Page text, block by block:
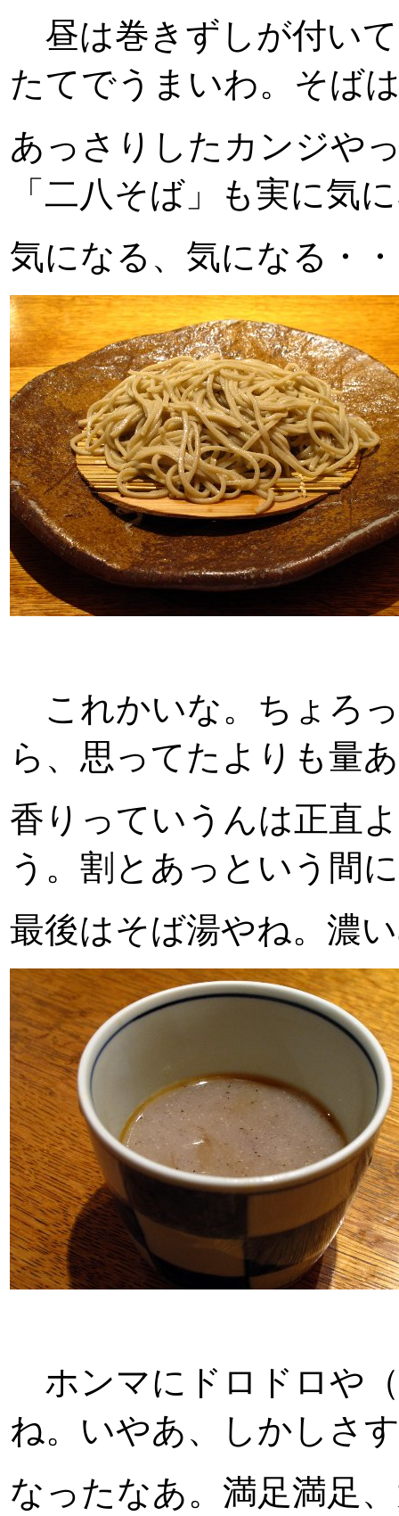
昼は巻きずしが付い
たてでうまいわ。そば
あっさりしたカンジや
「二八そば」も実に気
気になる、気になる・
これかいな。ちょろ
ら、思ってたよりも量
香りっていうんは正直
う。割とあっという間
最後はそば湯やね。濃
ホンマにドロドロや
ね。いやあ、しかしさ
なったなあ。満足満足